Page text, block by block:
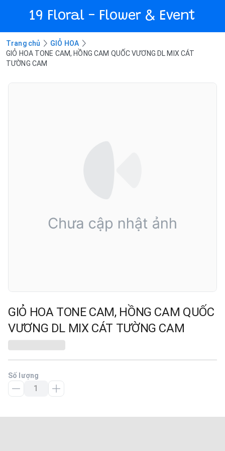
19 Floral - Flower & Event
Trang chủ
GIỎ HOA
GIỎ HOA TONE CAM, HỒNG CAM QUỐC VƯƠNG DL MIX CÁT
TƯỜNG CAM
GIỎ HOA TONE CAM, HỒNG CAM QUỐC
VƯƠNG DL MIX CÁT TƯỜNG CAM
Số lượng